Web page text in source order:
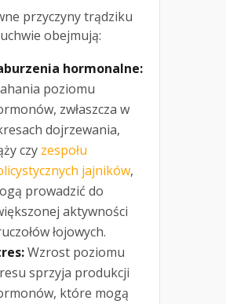
przyczyny trądziku
obejmują:
hormonalne:
poziomu
zwłaszcza w
dojrzewania,
czy zespołu
jajników,
prowadzić do
aktywności
łojowych.
Wzrost poziomu
sprzyja produkcji
które mogą